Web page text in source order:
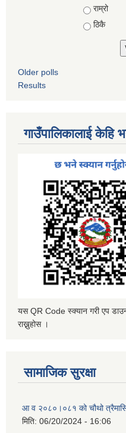
Choices
राम्रो
ठिकै
Older polls
Results
गाउँपालिकालाई केहि
यस QR Code स्क्यान गरी एप
राख्नुहोस ।
सामाजिक सुरक्षा
आ व २०८०।०८१ को चौथो
मिति: 06/20/2024 - 16:06